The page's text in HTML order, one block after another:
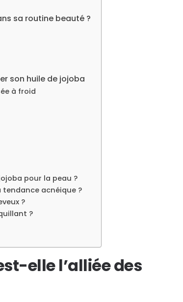
sa routine beauté ?
son huile de jojoba
à froid
pour la peau ?
tendance acnéique ?
?
?
elle l’alliée des